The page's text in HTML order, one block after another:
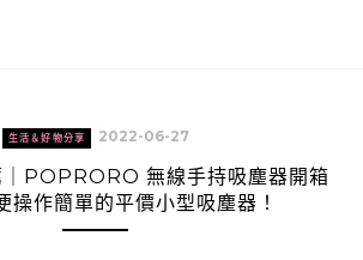
生活＆好物分享 2022-06-27
｜POPRORO 無線手持吸塵器開箱
操作簡單的平價小型吸塵器！